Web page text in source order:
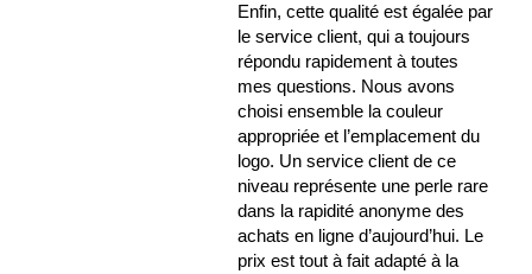
Enfin, cette qualité est égalée par
le service client, qui a toujours
répondu rapidement à toutes
mes questions. Nous avons
choisi ensemble la couleur
appropriée et l’emplacement du
logo. Un service client de ce
niveau représente une perle rare
dans la rapidité anonyme des
achats en ligne d’aujourd’hui. Le
prix est tout à fait adapté à la